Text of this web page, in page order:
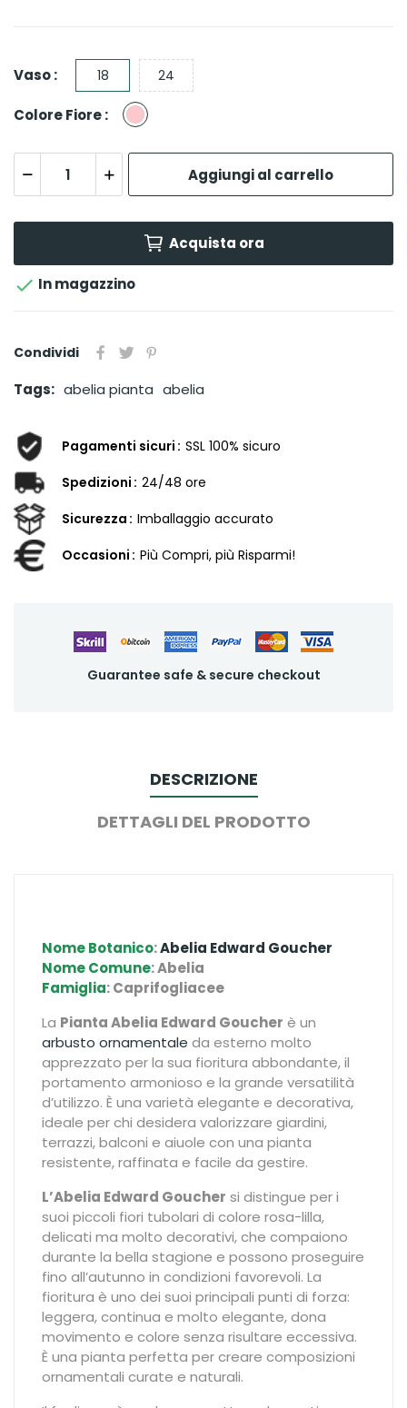
Vaso : 18 24
Colore Fiore : Rosa
Aggiungi al carrello
Acquista ora
 In magazzino
Condividi
Tags: abelia pianta abelia
Pagamenti sicuri SSL 100% sicuro
Spedizioni 24/48 ore
Sicurezza Imballaggio accurato
Occasioni Più Compri, più Risparmi!
Guarantee safe & secure checkout
DESCRIZIONE
DETTAGLI DEL PRODOTTO
Nome Botanico:Abelia Edward Goucher
Nome Comune: Abelia
Famiglia: Caprifogliacee
La Pianta Abelia Edward Goucher è un
arbusto ornamentale da esterno molto
apprezzato per la sua fioritura abbondante, il
portamento armonioso e la grande versatilità
d’utilizzo. È una varietà elegante e decorativa,
ideale per chi desidera valorizzare giardini,
terrazzi, balconi e aiuole con una pianta
resistente, raffinata e facile da gestire.
L’Abelia Edward Goucher si distingue per i
suoi piccoli fiori tubolari di colore rosa-lilla,
delicati ma molto decorativi, che compaiono
durante la bella stagione e possono proseguire
fino all’autunno in condizioni favorevoli. La
fioritura è uno dei suoi principali punti di forza:
leggera, continua e molto elegante, dona
movimento e colore senza risultare eccessiva.
È una pianta perfetta per creare composizioni
ornamentali curate e naturali.